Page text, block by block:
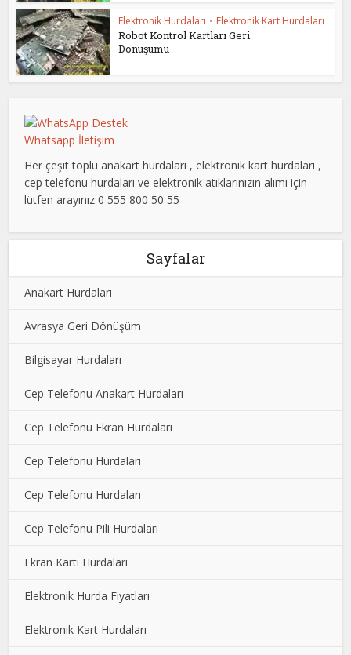
Elektronik Hurdaları • Elektronik Kart Hurdaları
Robot Kontrol Kartları Geri
Dönüşümü
Whatsapp İletişim
Her çeşit toplu anakart hurdaları , elektronik kart hurdaları ,
cep telefonu hurdaları ve elektronik atıklarınızın alımı için
lütfen arayınız 0 555 800 50 55
Sayfalar
Anakart Hurdaları
Avrasya Geri Dönüşüm
Bilgisayar Hurdaları
Cep Telefonu Anakart Hurdaları
Cep Telefonu Ekran Hurdaları
Cep Telefonu Hurdaları
Cep Telefonu Hurdaları
Cep Telefonu Pili Hurdaları
Ekran Kartı Hurdaları
Elektronik Hurda Fiyatları
Elektronik Kart Hurdaları